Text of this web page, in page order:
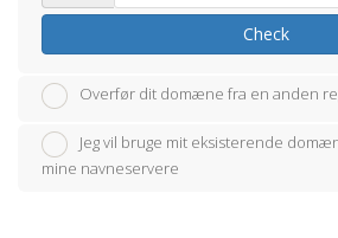
Check
Overfør dit domæne fra en anden
Jeg vil bruge mit eksisterende
mine navneservere